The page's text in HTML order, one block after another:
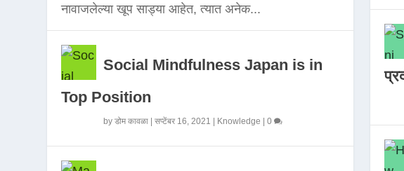
नावाजलेल्या खूप साड्या आहेत, त्यात अनेक...
Social Mindfulness Japan is in
Top Position
byडोम कावळा |सप्टेंबर 16, 2021 Knowledge |0